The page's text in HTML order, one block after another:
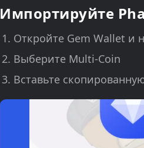
Импортируйте
Откройте Gem Wallet и
Выберите Multi-Coin
Вставьте